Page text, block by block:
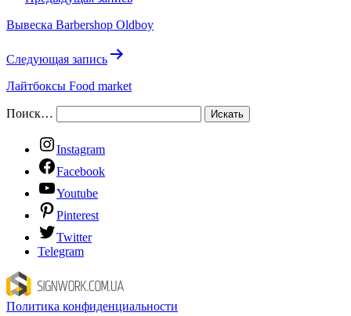
Вывеска Barbershop Oldboy
Следующая запись
Лайтбоксы Food market
Поиск…
Instagram
Facebook
Youtube
Pinterest
Twitter
Telegram
Политика конфиденциальности